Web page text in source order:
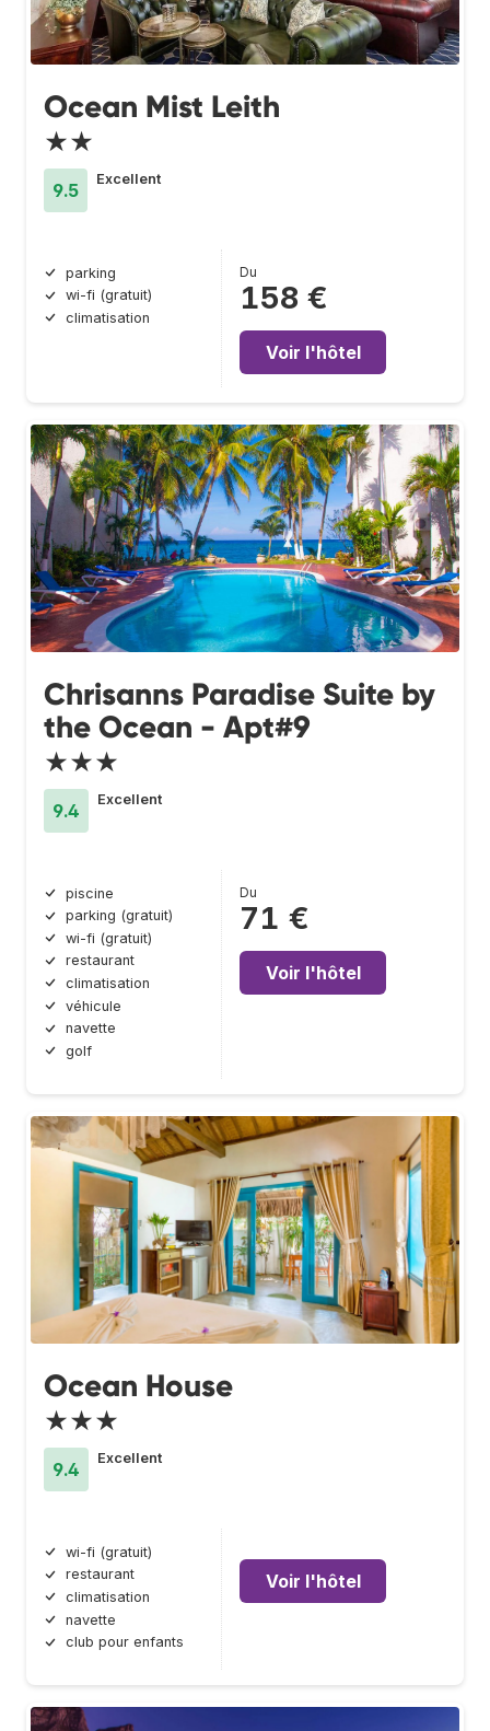
Ocean Mist Leith
★★
9.5
Excellent
parking
wi-fi (gratuit)
climatisation
Du
158 €
Voir l'hôtel
Chrisanns Paradise Suite by
the Ocean - Apt#9
★★★
9.4
Excellent
piscine
parking (gratuit)
wi-fi (gratuit)
restaurant
climatisation
véhicule
navette
golf
Du
71 €
Voir l'hôtel
Ocean House
★★★
9.4
Excellent
wi-fi (gratuit)
restaurant
climatisation
navette
club pour enfants
Voir l'hôtel